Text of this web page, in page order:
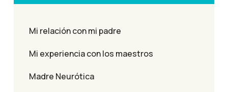
Mi relación con mi padre
Mi experiencia con los maestros
Madre Neurótica